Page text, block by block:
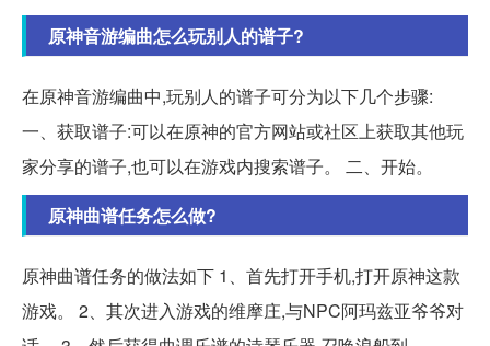
原神音游编曲怎么玩别人的谱子?
在原神音游编曲中,玩别人的谱子可分为以下几个步骤:
一、获取谱子:可以在原神的官方网站或社区上获取其他玩
家分享的谱子,也可以在游戏内搜索谱子。 二、开始。
原神曲谱任务怎么做?
原神曲谱任务的做法如下 1、首先打开手机,打开原神这款
游戏。 2、其次进入游戏的维摩庄,与NPC阿玛兹亚爷爷对